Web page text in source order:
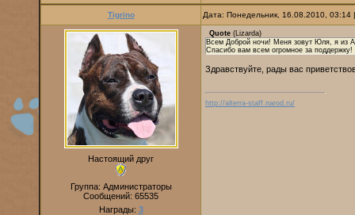
Tigrino Дата: Понедельник, 16.08.2010,
Настоящий друг
Группа: Администраторы
Сообщений: 65535
Награды: 3
Quote (Lizarda)
Всем Доброй ночи! Меня зовут Юля, я из
Спасибо вам всем огромное за поддержку!
Здравствуйте, рады вас
http://alterra-staff.narod.ru/